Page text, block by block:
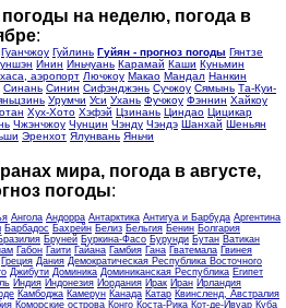
погоды на неделю, погода в
:
Гуанчжоу Гуйлинь Гуйян - прогноз погоды Гянтзе
Инин Иньчуань Карамай Каши Куньмин
аэропорт Лючжоу Макао Мандал Нанкин
Синань Синин Сифэнджэнь Сучжоу Сямынь Та-Куи-
Урумчи Уси Ухань Фучжоу Фэннин Хайкоу
Хух-Хото Хэфэй Цзинань Циндао Цицикар
Чжэнчжоу Чунцин Чэнду Чэндэ Шанхай Шеньян
Эренхот Ялунвань Яньчи
мира, погода в августе,
погоды:
Ангола Андорра Антарктика Антигуа и Барбуда Аргентина
Барбадос Бахрейн Белиз Бельгия Бенин Болгария
Бруней Буркина-Фасо Бурунди Бутан Ватикан
Габон Гаити Гайана Гамбия Гана Гватемала Гвинея
Греция Дания Демократическая Республика Восточного
Джибути Доминика Доминиканская Республика Египет
Индия Индонезия Иордания Ирак Иран Ирландия
Камбоджа Камерун Канада Катар Квинсленд, Австралия
Коморские острова Конго Коста-Рика Кот-де-Ивуар Куба